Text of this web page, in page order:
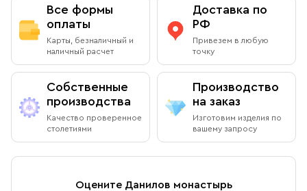
Все формы
оплаты
Карты, безналичный и
наличный расчет
Доставка по
РФ
Привезем в любую
точку
Собственные
производства
Качество проверенное
столетиями
Производство
на заказ
Изготовим изделия по
вашему запросу
Оцените Данилов монастырь